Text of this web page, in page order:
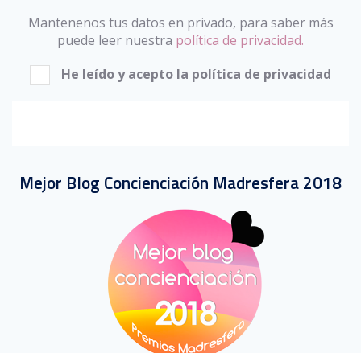
Mantenenos tus datos en privado, para saber más
puede leer nuestra política de privacidad.
He leído y acepto la política de privacidad
Mejor Blog Concienciación Madresfera 2018